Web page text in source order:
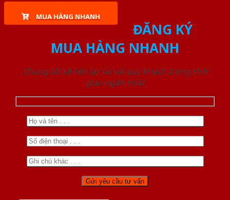
MUA HÀNG NHANH
ĐĂNG KÝ
MUA HÀNG NHANH
Chúng tôi sẽ liên lạc lại với quý khách trong thời
gian ngắn nhất